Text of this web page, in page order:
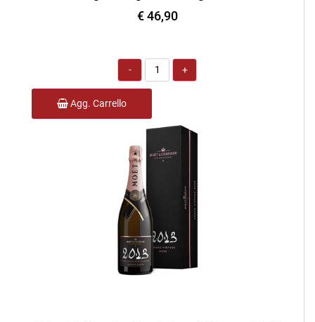
€ 46,90
Quantità
Agg. Carrello